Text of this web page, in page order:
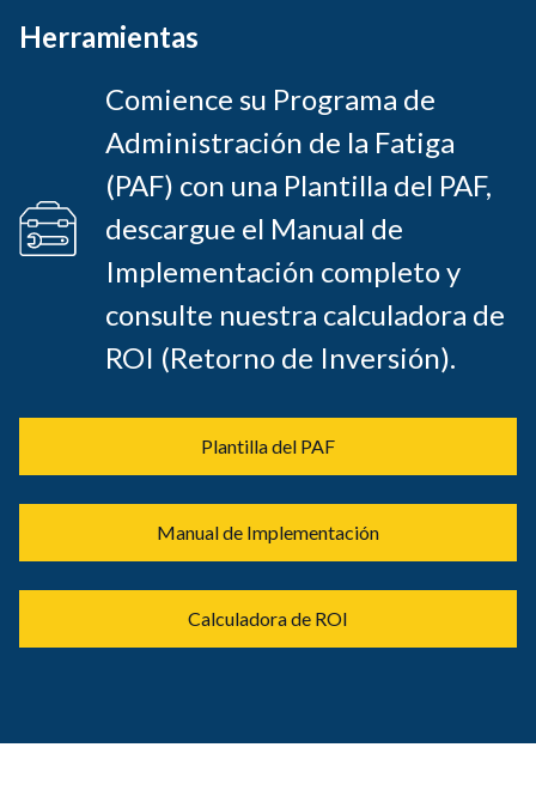
Herramientas
Comience su Programa de
Administración de la Fatiga
(PAF) con una Plantilla del PAF,
descargue el Manual de
Implementación completo y
consulte nuestra calculadora de
ROI (Retorno de Inversión).
Plantilla del PAF
Manual de Implementación
Calculadora de ROI